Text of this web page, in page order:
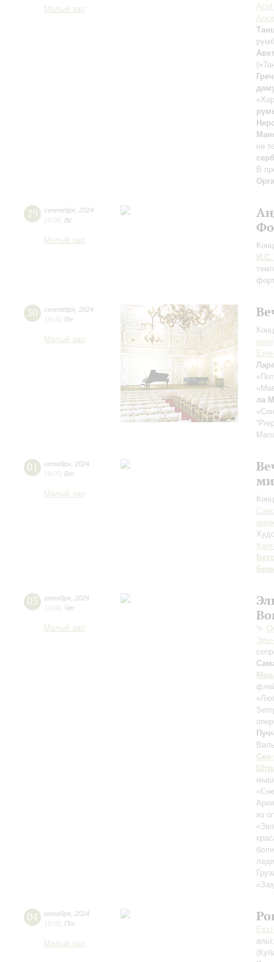
Малый зал
Acid
на
В
29 сентября 2024
19:00 Вс
Малый зал
И.С.
30 сентября 2024
19:00 Пн
Малый зал
ла
01 октября 2024
19:00 Вт
Малый зал
03 октября 2024
19:00 Чт
Малый зал
из
04 октября 2024
19:00 Пт
Малый зал